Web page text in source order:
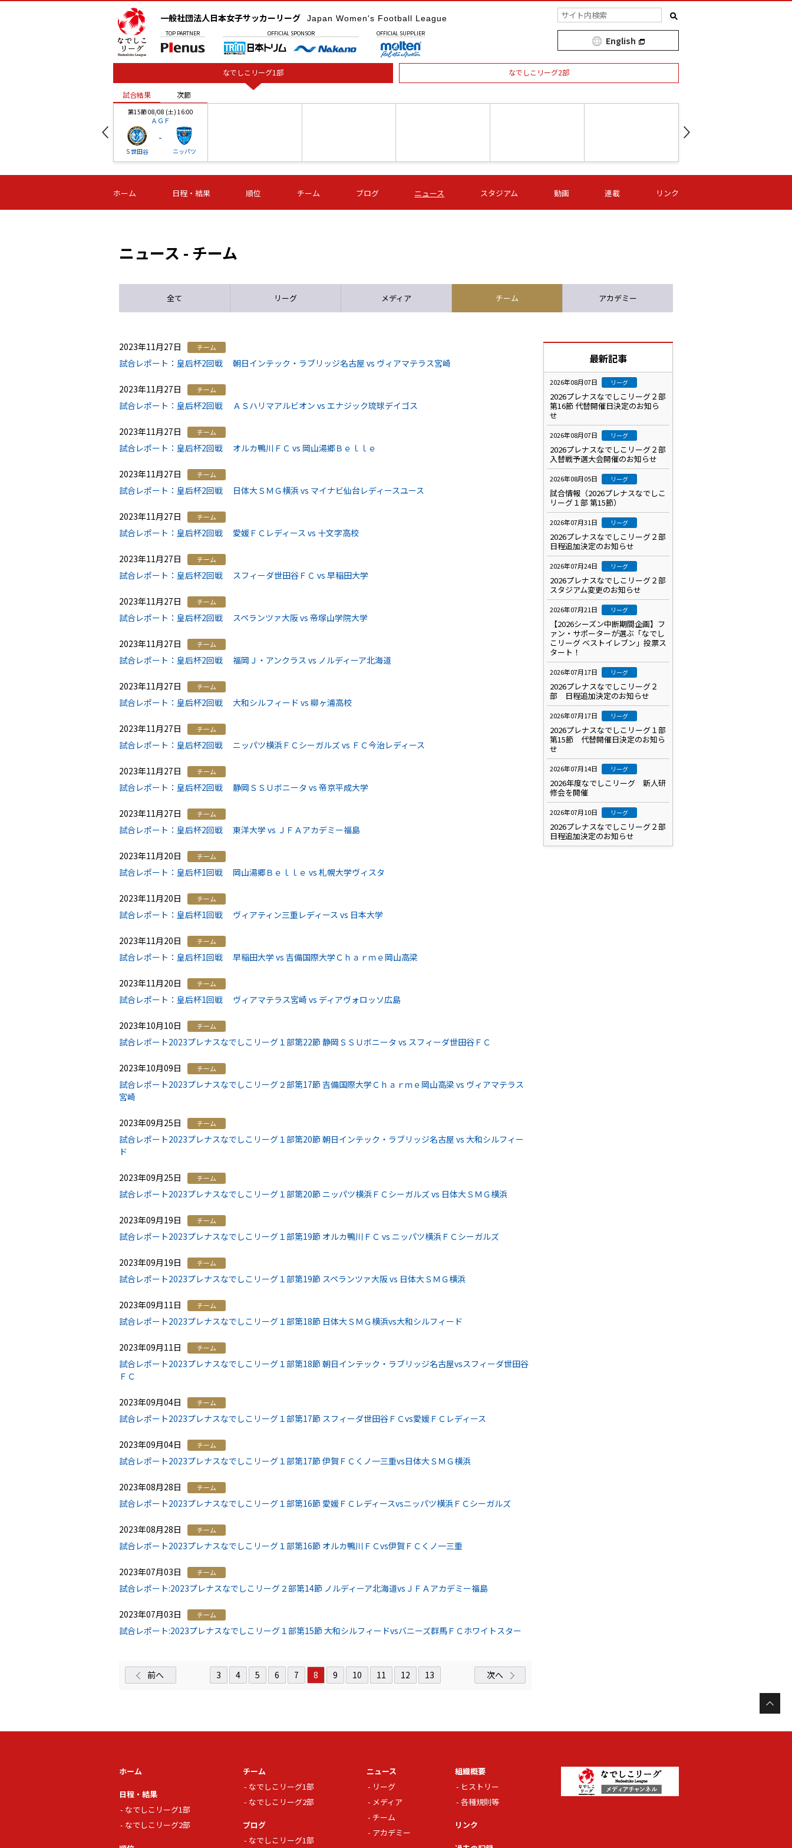
一般社団法人日本女子サッカーリーグ Japan Women's Football League
TOP PARTNER OFFICIAL SPONSOR OFFICIAL SUPPLIER
English
なでしこリーグ1部 なでしこリーグ2部
試合結果 次節
第15節 08/08 (土) 16:00
ＡＧＦ
Ｓ世田谷
-
ニッパツ
-
第16節 09/05 (土) 15:00
ニッパツ
-
第16節 09/05 (土) 15:00
石人の星
-
第16節 09/05 (土) 16:00
ＡＧＦ
-
いちご
-
第16節 09/06 (日) 15:00
-
第16節 09/06 (日) 15:00
- -
試合結果 次節
ホーム 日程・結果 順位 チーム ブログ ニュース スタジアム 動画 連載 リンク
ニュース - チーム
全て リーグ メディア チーム アカデミー
2023年11月27日 チーム
試合レポート：皇后杯2回戦 朝日インテック・ラブリッジ名古屋 vs ヴィアマテラス宮崎
2023年11月27日 チーム
試合レポート：皇后杯2回戦 ＡＳハリマアルビオン vs エナジック琉球デイゴス
2023年11月27日 チーム
試合レポート：皇后杯2回戦 オルカ鴨川ＦＣ vs 岡山湯郷Ｂｅｌｌｅ
2023年11月27日 チーム
試合レポート：皇后杯2回戦 日体大ＳＭＧ横浜 vs マイナビ仙台レディースユース
2023年11月27日 チーム
試合レポート：皇后杯2回戦 愛媛ＦＣレディース vs 十文字高校
2023年11月27日 チーム
試合レポート：皇后杯2回戦 スフィーダ世田谷ＦＣ vs 早稲田大学
2023年11月27日 チーム
試合レポート：皇后杯2回戦 スペランツァ大阪 vs 帝塚山学院大学
2023年11月27日 チーム
試合レポート：皇后杯2回戦 福岡Ｊ・アンクラス vs ノルディーア北海道
2023年11月27日 チーム
試合レポート：皇后杯2回戦 大和シルフィード vs 柳ヶ浦高校
2023年11月27日 チーム
試合レポート：皇后杯2回戦 ニッパツ横浜ＦＣシーガルズ vs ＦＣ今治レディース
2023年11月27日 チーム
試合レポート：皇后杯2回戦 静岡ＳＳＵボニータ vs 帝京平成大学
2023年11月27日 チーム
試合レポート：皇后杯2回戦 東洋大学 vs ＪＦＡアカデミー福島
2023年11月20日 チーム
試合レポート：皇后杯1回戦 岡山湯郷Ｂｅｌｌｅ vs 札幌大学ヴィスタ
2023年11月20日 チーム
試合レポート：皇后杯1回戦 ヴィアティン三重レディース vs 日本大学
2023年11月20日 チーム
試合レポート：皇后杯1回戦 早稲田大学 vs 吉備国際大学Ｃｈａｒｍｅ岡山高梁
2023年11月20日 チーム
試合レポート：皇后杯1回戦 ヴィアマテラス宮崎 vs ディアヴォロッソ広島
2023年10月10日 チーム
試合レポート2023プレナスなでしこリーグ１部第22節 静岡ＳＳＵボニータ vs スフィーダ世田谷ＦＣ
2023年10月09日 チーム
試合レポート2023プレナスなでしこリーグ２部第17節 吉備国際大学Ｃｈａｒｍｅ岡山高梁 vs ヴィアマテラス
宮崎
2023年09月25日 チーム
試合レポート2023プレナスなでしこリーグ１部第20節 朝日インテック・ラブリッジ名古屋 vs 大和シルフィー
ド
2023年09月25日 チーム
試合レポート2023プレナスなでしこリーグ１部第20節 ニッパツ横浜ＦＣシーガルズ vs 日体大ＳＭＧ横浜
2023年09月19日 チーム
試合レポート2023プレナスなでしこリーグ１部第19節 オルカ鴨川ＦＣ vs ニッパツ横浜ＦＣシーガルズ
2023年09月19日 チーム
試合レポート2023プレナスなでしこリーグ１部第19節 スペランツァ大阪 vs 日体大ＳＭＧ横浜
2023年09月11日 チーム
試合レポート2023プレナスなでしこリーグ１部第18節 日体大ＳＭＧ横浜vs大和シルフィード
2023年09月11日 チーム
試合レポート2023プレナスなでしこリーグ１部第18節 朝日インテック・ラブリッジ名古屋vsスフィーダ世田谷
ＦＣ
2023年09月04日 チーム
試合レポート2023プレナスなでしこリーグ１部第17節 スフィーダ世田谷ＦＣvs愛媛ＦＣレディース
2023年09月04日 チーム
試合レポート2023プレナスなでしこリーグ１部第17節 伊賀ＦＣくノ一三重vs日体大ＳＭＧ横浜
2023年08月28日 チーム
試合レポート2023プレナスなでしこリーグ１部第16節 愛媛ＦＣレディースvsニッパツ横浜ＦＣシーガルズ
2023年08月28日 チーム
試合レポート2023プレナスなでしこリーグ１部第16節 オルカ鴨川ＦＣvs伊賀ＦＣくノ一三重
2023年07月03日 チーム
試合レポート:2023プレナスなでしこリーグ２部第14節 ノルディーア北海道vsＪＦＡアカデミー福島
2023年07月03日 チーム
試合レポート:2023プレナスなでしこリーグ１部第15節 大和シルフィードvsバニーズ群馬ＦＣホワイトスター
前へ 3 4 5 6 7 8 9 10 11 12 13 次へ
最新記事
2026年08月07日 リーグ
2026プレナスなでしこリーグ２部
第16節 代替開催日決定のお知ら
せ
2026年08月07日 リーグ
2026プレナスなでしこリーグ２部
入替戦予選大会開催のお知らせ
2026年08月05日 リーグ
試合情報（2026プレナスなでしこ
リーグ１部 第15節）
2026年07月31日 リーグ
2026プレナスなでしこリーグ２部
日程追加決定のお知らせ
2026年07月24日 リーグ
2026プレナスなでしこリーグ２部
スタジアム変更のお知らせ
2026年07月21日 リーグ
【2026シーズン中断期間企画】フ
ァン・サポーターが選ぶ「なでし
こリーグ ベストイレブン」投票ス
タート！
2026年07月17日 リーグ
2026プレナスなでしこリーグ２
部 日程追加決定のお知らせ
2026年07月17日 リーグ
2026プレナスなでしこリーグ１部
第15節 代替開催日決定のお知ら
せ
2026年07月14日 リーグ
2026年度なでしこリーグ 新人研
修会を開催
2026年07月10日 リーグ
2026プレナスなでしこリーグ２部
日程追加決定のお知らせ
ホーム
日程・結果
なでしこリーグ1部
なでしこリーグ2部
チーム
なでしこリーグ1部
なでしこリーグ2部
ブログ
なでしこリーグ1部
ニュース
リーグ
メディア
チーム
アカデミー
組織概要
ヒストリー
各種規則等
リンク